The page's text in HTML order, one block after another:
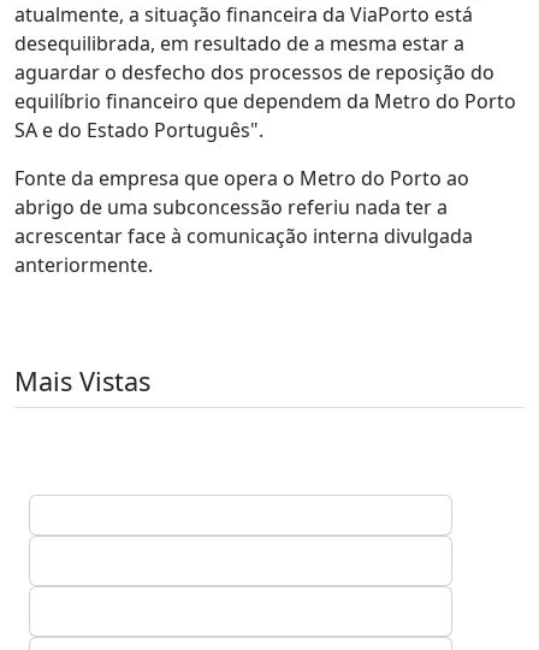
atualmente, a situação financeira da ViaPorto está
desequilibrada, em resultado de a mesma estar a
aguardar o desfecho dos processos de reposição do
equilíbrio financeiro que dependem da Metro do Porto
SA e do Estado Português".
Fonte da empresa que opera o Metro do Porto ao
abrigo de uma subconcessão referiu nada ter a
acrescentar face à comunicação interna divulgada
anteriormente.
Mais Vistas